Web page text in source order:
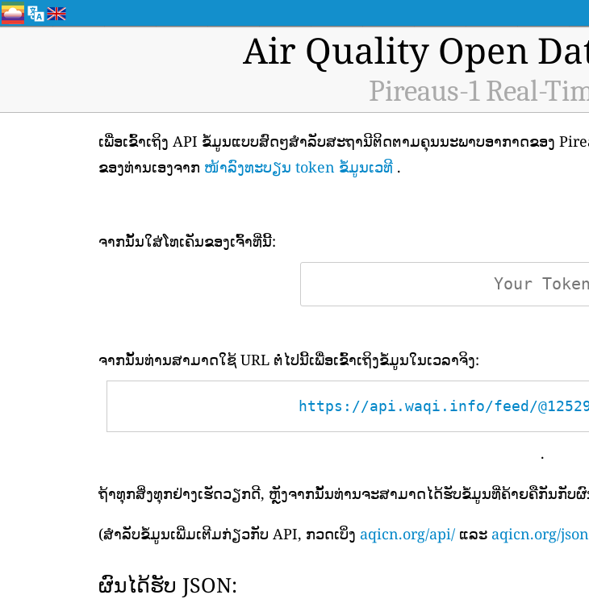
Air Quality Open
Pireaus-1 Real-
ເພື່ອເຂົ້າເຖິງ API ຂໍ້ມູນແບບສົດໆສຳລັບສະຖານີຕິດຕາມຄຸນນະພາບອາກາດຂອງ
ຂອງທ່ານເອງຈາກ ໜ້າລົງທະບຽນ token ຂໍ້ມູນເວທີ .
ຈາກນັ້ນໃສ່ໂທເຄັນຂອງເຈົ້າທີ່ນີ້:
ຈາກນັ້ນທ່ານສາມາດໃຊ້ URL ຕໍ່ໄປນີ້ເພື່ອເຂົ້າເຖິງຂໍ້ມູນໃນເວລາຈິງ:
https://api.waqi.info/feed/@12529/
.
ຖ້າທຸກສິ່ງທຸກຢ່າງເຮັດວຽກດີ, ຫຼັງຈາກນັ້ນທ່ານຈະສາມາດໄດ້ຮັບຂໍ້ມູນທີ່ຄ້າຍຄືກັນກັບ
(ສຳລັບຂໍ້ມູນເພີ່ມເຕີມກ່ຽວກັບ API, ກວດເບິ່ງ aqicn.org/api/ ແລະ aqicn.org/
ຜົນໄດ້ຮັບ JSON: